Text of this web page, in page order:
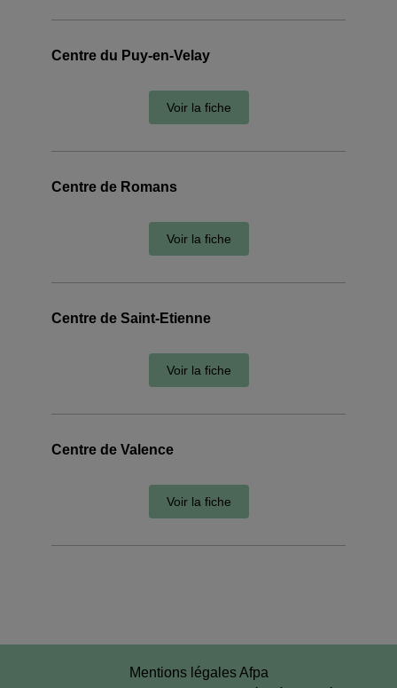
Centre du Puy-en-Velay
Voir la fiche
Centre de Romans
Voir la fiche
Centre de Saint-Etienne
Voir la fiche
Centre de Valence
Voir la fiche
Mentions légales Afpa